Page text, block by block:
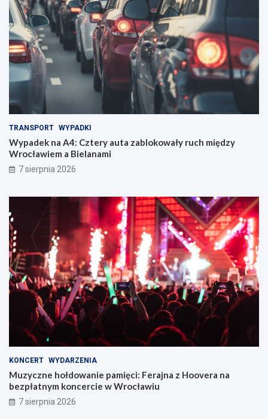
TRANSPORT WYPADKI
Wypadek na A4: Cztery auta zablokowały ruch między
Wrocławiem a Bielanami
7 sierpnia 2026
KONCERT WYDARZENIA
Muzyczne hołdowanie pamięci: Ferajna z Hoovera na
bezpłatnym koncercie w Wrocławiu
7 sierpnia 2026